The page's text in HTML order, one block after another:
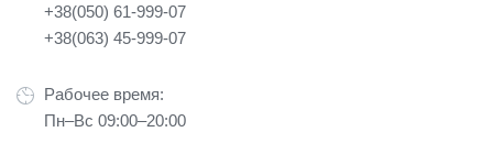
+38(050) 61-999-07
+38(063) 45-999-07
Рабочее время:
Пн–Вс 09:00–20:00